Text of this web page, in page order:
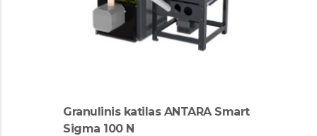
Granulinis katilas ANTARA Smart
Sigma 100 N